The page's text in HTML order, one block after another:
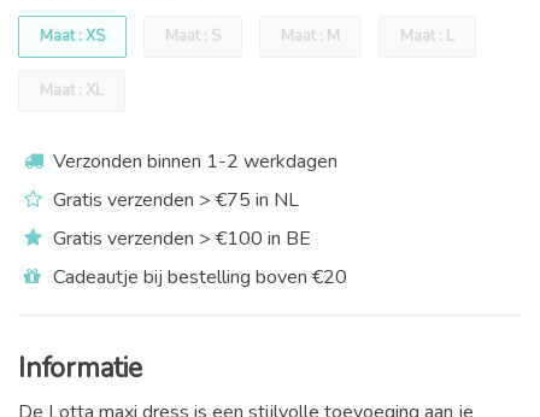
Maat : XS
Maat : S Maat : M Maat : L
Maat : XL
Verzonden binnen 1-2 werkdagen
Gratis verzenden > €75 in NL
Gratis verzenden > €100 in BE
Cadeautje bij bestelling boven €20
Informatie
De Lotta maxi dress is een stijlvolle toevoeging aan je